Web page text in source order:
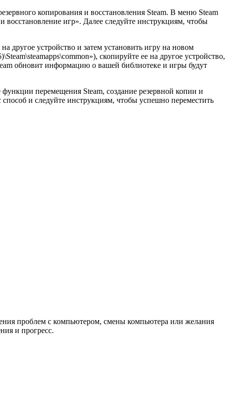
копирования и восстановления Steam. В меню Steam
восстановление игр». Далее следуйте инструкциям, чтобы
другое устройство и затем установить игру на новом
скопируйте ее на другое устройство,
обновит информацию о вашей библиотеке и игры будут
перемещения Steam, создание резервной копии и
и следуйте инструкциям, чтобы успешно переместить
проблем с компьютером, смены компьютера или желания
и прогресс.